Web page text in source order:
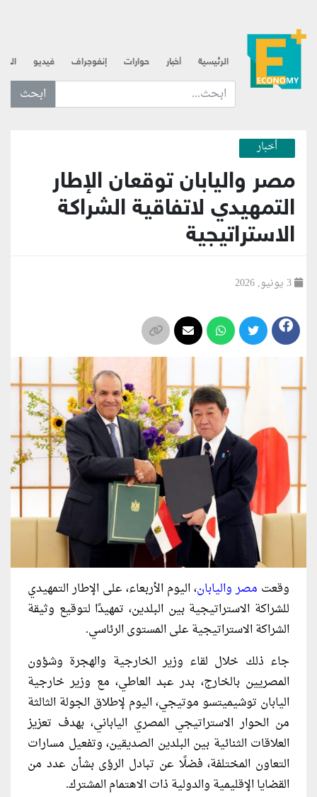
الرئيسية أخبار حوارات إنفوجراف فيديو
ابحث عن... :
أخبار
مصر واليابان توقعان الإطار
التمهيدي لاتفاقية الشراكة
الاستراتيجية
وقعت مصر واليابان، اليوم الأربعاء، على الإطار التمهيدي
للشراكة الاستراتيجية بين البلدين، تمهيدًا لتوقيع وثيقة
الشراكة الاستراتيجية على المستوى الرئاسي.
جاء ذلك خلال لقاء وزير الخارجية والهجرة وشؤون
المصريين بالخارج، بدر عبد العاطي، مع وزير خارجية
اليابان توشيميتسو موتيجي، اليوم لإطلاق الجولة الثالثة
من الحوار الاستراتيجي المصري الياباني، بهدف تعزيز
العلاقات الثنائية بين البلدين الصديقين، وتفعيل مسارات
التعاون المختلفة، فضلًا عن تبادل الرؤى بشأن عدد من
القضايا الإقليمية والدولية ذات الاهتمام المشترك.